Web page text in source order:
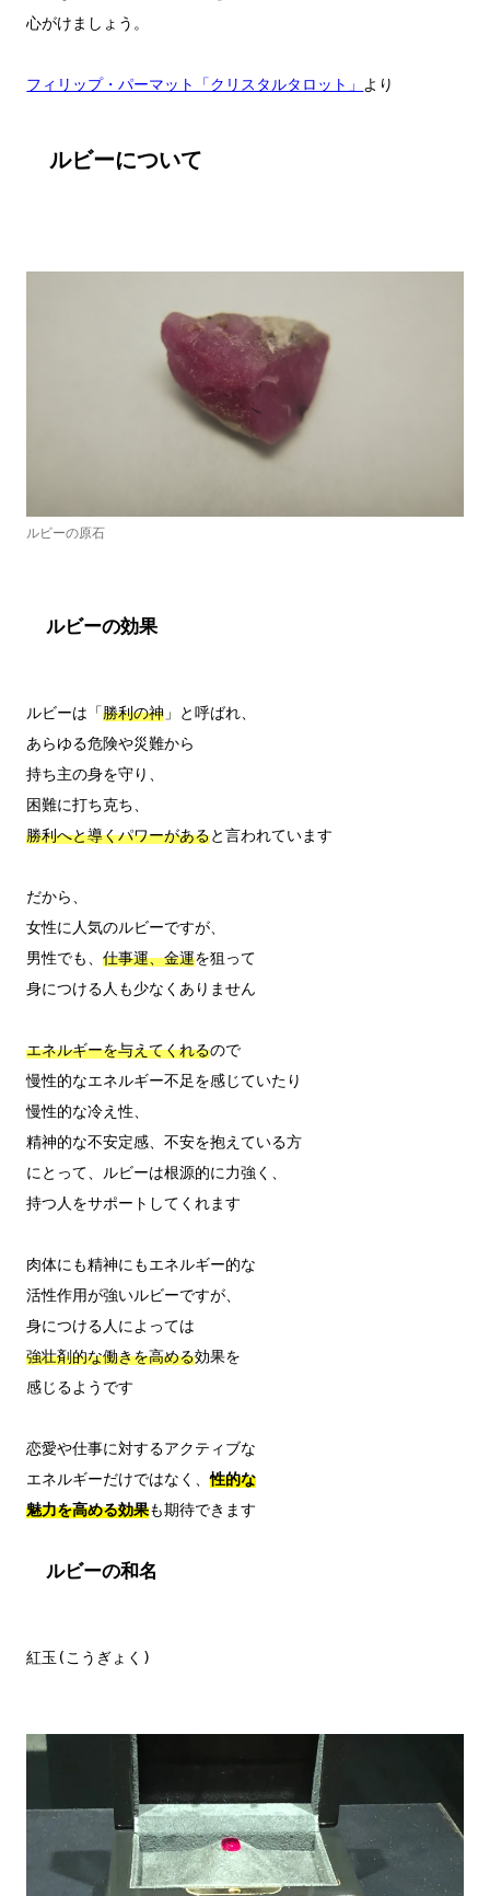
心がけましょう。
フィリップ・パーマット「クリスタルタロット」
ルビーについて
ルビーの原石
ルビーの効果
ルビーは「勝利の神 」と呼ばれ、
あらゆる危険や災難から
持ち主の身を守り、
勝利へと導くパワーがあると言われています
だから、
女性に人気のルビーですが、
男性でも、仕事運、金運を狙って
身につける人も少なくありません
エネルギーを与えてくれるので
慢性的なエネルギー不足を感じていたり
慢性的な冷え性、
精神的な不安定感、不安を抱えている方
にとって、ルビーは根源的に力強く、
持つ人をサポートしてくれます
肉体にも精神にもエネルギー的な
活性作用が強いルビーですが、
強壮剤的な働きを高める効果を
感じるようです
恋愛や仕事に対するアクティブな
エネルギーだけではなく、性的な
魅力を高める効果
ルビーの和名
紅玉(こうぎょく)